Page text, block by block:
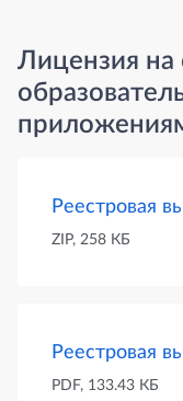
Лицензия на
Реестровая
ZIP, 258 КБ
Реестровая
PDF, 133.43 КБ